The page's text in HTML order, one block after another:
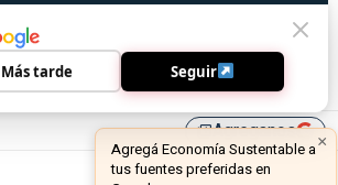
library_addAgreganos
Más tarde Seguir